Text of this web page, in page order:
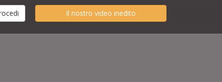
Il nostro video inedito